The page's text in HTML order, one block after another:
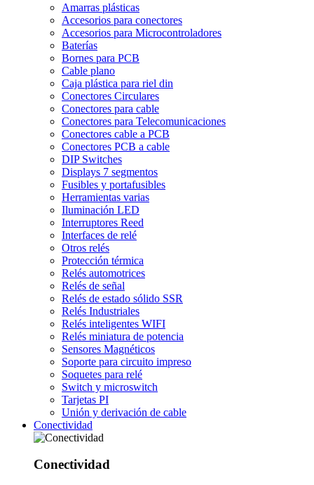
Amarras plásticas
Accesorios para conectores
Accesorios para Microcontroladores
Baterías
Bornes para PCB
Cable plano
Caja plástica para riel din
Conectores Circulares
Conectores para cable
Conectores para Telecomunicaciones
Conectores cable a PCB
Conectores PCB a cable
DIP Switches
Displays 7 segmentos
Fusibles y portafusibles
Herramientas varias
Iluminación LED
Interruptores Reed
Interfaces de relé
Otros relés
Protección térmica
Relés automotrices
Relés de señal
Relés de estado sólido SSR
Relés Industriales
Relés inteligentes WIFI
Relés miniatura de potencia
Sensores Magnéticos
Soporte para circuito impreso
Soquetes para relé
Switch y microswitch
Tarjetas PI
Unión y derivación de cable
Conectividad
Conectividad